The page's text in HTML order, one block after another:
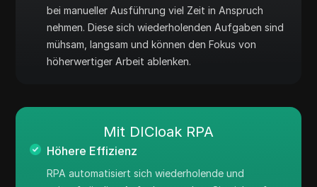
bei manueller Ausführung viel Zeit in Anspruch
nehmen. Diese sich wiederholenden Aufgaben sind
mühsam, langsam und können den Fokus von
höherwertiger Arbeit ablenken.
Mit DICloak RPA
Höhere Effizienz
RPA automatisiert sich wiederholende und